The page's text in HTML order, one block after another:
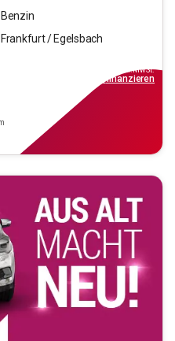
Benzin
Frankfurt / Egelsbach
inkl.MwSt.
finanzieren